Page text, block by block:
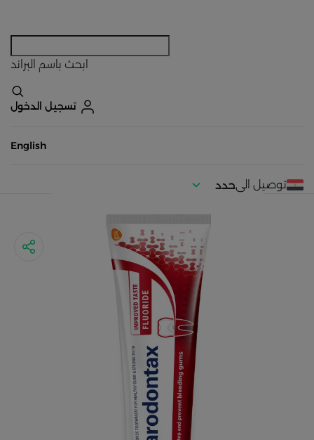
ابحث باسم البراند
تسجيل الدخول
English
توصيل الىحدد